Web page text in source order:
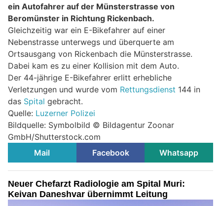
ein Autofahrer auf der Münsterstrasse von
Beromünster in Richtung Rickenbach.
Gleichzeitig war ein E-Bikefahrer auf einer
Nebenstrasse unterwegs und überquerte am
Ortsausgang von Rickenbach die Münsterstrasse.
Dabei kam es zu einer Kollision mit dem Auto.
Der 44-jährige E-Bikefahrer erlitt erhebliche
Verletzungen und wurde vom Rettungsdienst 144 in
das Spital gebracht.
Quelle: Luzerner Polizei
Bildquelle: Symbolbild © Bildagentur Zoonar
GmbH/Shutterstock.com
Mail
Facebook Whatsapp
Neuer Chefarzt Radiologie am Spital Muri:
Keivan Daneshvar übernimmt Leitung